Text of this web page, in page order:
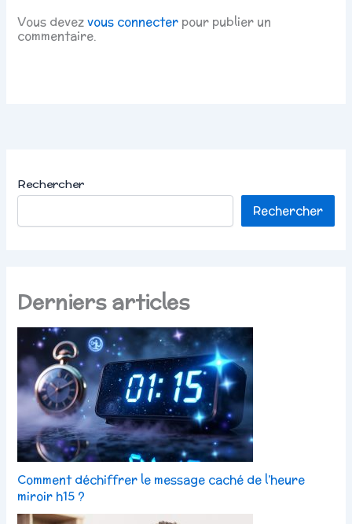
Vous devezvous connecter pour publier un
commentaire.
Rechercher
Rechercher
Derniers articles
Comment déchiffrer le message caché de l’heure
miroir h15 ?